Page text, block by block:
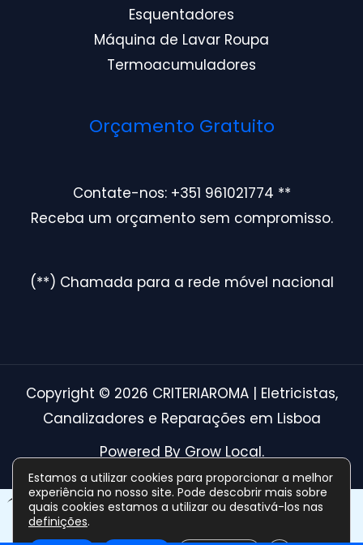
Esquentadores
Máquina de Lavar Roupa
Termoacumuladores
Orçamento Gratuito
Contate-nos: +351 961021774 **
Receba um orçamento sem compromisso.
(**) Chamada para a rede móvel nacional
Copyright © 2026 CRITERIAROMA | Eletricistas,
Canalizadores e Reparações em Lisboa
Powered By Grow Local.
Estamos a utilizar cookies para proporcionar a melhor
experiência no nosso site. Pode descobrir mais sobre
quais cookies estamos a utilizar ou desativá-los nas
definições.
Optimized by Seraphinite Accelerator
Turns on site high speed to be attractive for people and search
engines.